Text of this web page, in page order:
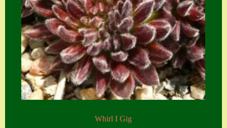
Whirl I Gig